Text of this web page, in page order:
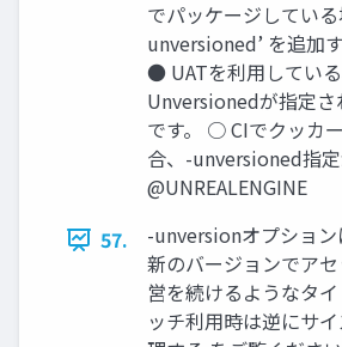
でパッケージしている
unversioned’ を追加
● UATを利用してい
Unversionedが指定
です。 ○ CIでクッカ
合、-unversioned指
@UNREALENGINE
57.
-unversionオプショ
新のバージョンでア
営を続けるようなタ
ッチ利用時は逆にサ